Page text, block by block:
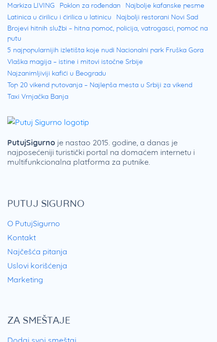
Markiza LIVING
Poklon za rođendan
Najbolje kafanske pesme
Latinica u ćirilicu i ćirilica u latinicu
Najbolji restorani Novi Sad
Brojevi hitnih službi – hitna pomoć, policija, vatrogasci, pomoć na
putu
5 najpopularnijih izletišta koje nudi Nacionalni park Fruška Gora
Vlaška magija – istine i mitovi istočne Srbije
Najzanimljiviji kafići u Beogradu
Top 20 vikend putovanja – Najlepša mesta u Srbiji za vikend
Taxi Vrnjačka Banja
PUTUJ SIGURNO
O PutujSigurno
Kontakt
Najčešća pitanja
Uslovi korišćenja
Marketing
ZA SMEŠTAJE
Dodaj svoj smeštaj
PutujSigurno je nastao 2015. godine, a danas je
najposećeniji turistički portal na domaćem internetu i
multifunkcionalna platforma za putnike.